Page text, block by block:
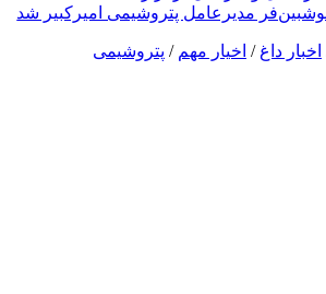
مدیرعامل پتروشیمی امیرکبیر شد
اخبار داغ / اخیار مهم / پتروشیمی